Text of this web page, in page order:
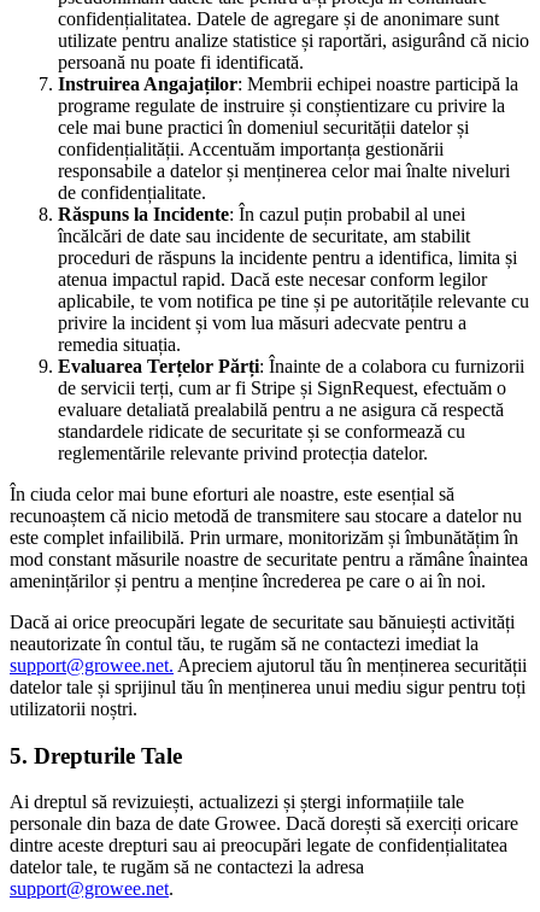
confidențialitatea. Datele de agregare și de anonimare sunt
utilizate pentru analize statistice și raportări, asigurând că nicio
persoană nu poate fi identificată.
Instruirea Angajaților: Membrii echipei noastre participă la
programe regulate de instruire și conștientizare cu privire la
cele mai bune practici în domeniul securității datelor și
confidențialității. Accentuăm importanța gestionării
responsabile a datelor și menținerea celor mai înalte niveluri
de confidențialitate.
Răspuns la Incidente: În cazul puțin probabil al unei
încălcări de date sau incidente de securitate, am stabilit
proceduri de răspuns la incidente pentru a identifica, limita și
atenua impactul rapid. Dacă este necesar conform legilor
aplicabile, te vom notifica pe tine și pe autoritățile relevante cu
privire la incident și vom lua măsuri adecvate pentru a
remedia situația.
Evaluarea Terțelor Părți: Înainte de a colabora cu furnizorii
de servicii terți, cum ar fi Stripe și SignRequest, efectuăm o
evaluare detaliată prealabilă pentru a ne asigura că respectă
standardele ridicate de securitate și se conformează cu
reglementările relevante privind protecția datelor.
În ciuda celor mai bune eforturi ale noastre, este esențial să
recunoaștem că nicio metodă de transmitere sau stocare a datelor nu
este complet infailibilă. Prin urmare, monitorizăm și îmbunătățim în
mod constant măsurile noastre de securitate pentru a rămâne înaintea
amenințărilor și pentru a menține încrederea pe care o ai în noi.
Dacă ai orice preocupări legate de securitate sau bănuiești activități
neautorizate în contul tău, te rugăm să ne contactezi imediat la
support@growee.net. Apreciem ajutorul tău în menținerea securității
datelor tale și sprijinul tău în menținerea unui mediu sigur pentru toți
utilizatorii noștri.
5. Drepturile Tale
Ai dreptul să revizuiești, actualizezi și ștergi informațiile tale
personale din baza de date Growee. Dacă dorești să exerciți oricare
dintre aceste drepturi sau ai preocupări legate de confidențialitatea
datelor tale, te rugăm să ne contactezi la adresa
support@growee.net.